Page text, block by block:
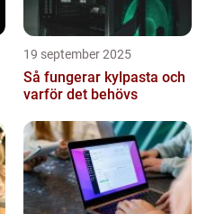
19 september 2025
Så fungerar kylpasta och
varför det behövs